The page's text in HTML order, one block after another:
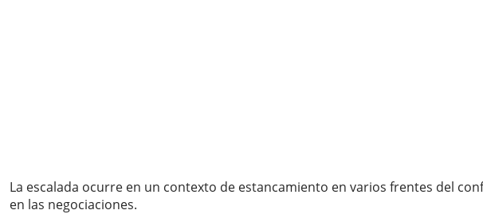
La escalada ocurre en un contexto de estancamiento en varios frentes del
en las negociaciones.